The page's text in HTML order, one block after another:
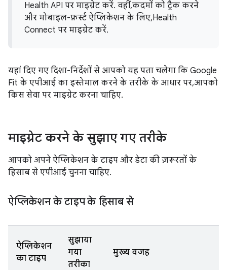
Health API पर माइग्रेट करें. वहीं, कदमों को ट्रैक करने
और मोबाइल-फ़र्स्ट ऐप्लिकेशन के लिए, Health
Connect पर माइग्रेट करें.
यहां दिए गए दिशा-निर्देशों से आपको यह पता चलेगा कि Google
Fit के एपीआई का इस्तेमाल करने के तरीके के आधार पर, आपको
किस सेवा पर माइग्रेट करना चाहिए.
माइग्रेट करने के सुझाए गए तरीके
आपको अपने ऐप्लिकेशन के टाइप और डेटा की ज़रूरतों के
हिसाब से एपीआई चुनना चाहिए.
ऐप्लिकेशन के टाइप के हिसाब से
ऐप्लिकेशन
का टाइप
सुझाया
गया
तरीका
मुख्य वजह